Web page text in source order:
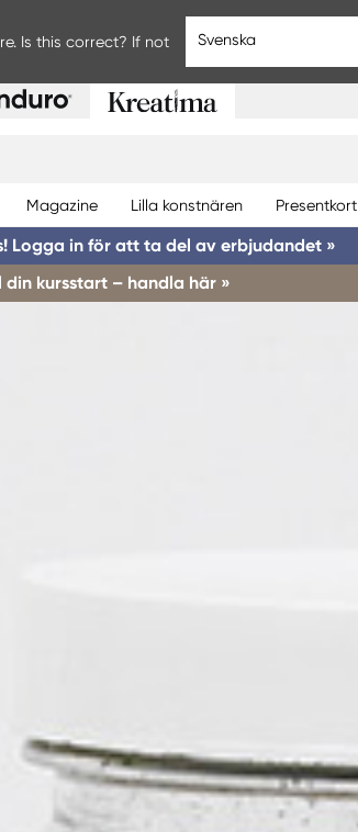
Is this correct? If not Svenska
Magazine Lilla konstnären Presentkort
Logga in för att ta del av erbjudandet »
kursstart – handla här »